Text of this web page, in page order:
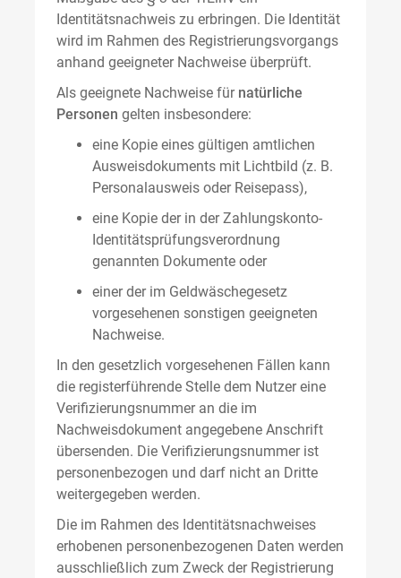
Identitätsnachweis zu erbringen. Die Identität
wird im Rahmen des Registrierungsvorgangs
anhand geeigneter Nachweise überprüft.
Als geeignete Nachweise für natürliche
Personen gelten insbesondere:
eine Kopie eines gültigen amtlichen
Ausweisdokuments mit Lichtbild (z. B.
Personalausweis oder Reisepass),
eine Kopie der in der Zahlungskonto-
Identitätsprüfungsverordnung
genannten Dokumente oder
einer der im Geldwäschegesetz
vorgesehenen sonstigen geeigneten
Nachweise.
In den gesetzlich vorgesehenen Fällen kann
die registerführende Stelle dem Nutzer eine
Verifizierungsnummer an die im
Nachweisdokument angegebene Anschrift
übersenden. Die Verifizierungsnummer ist
personenbezogen und darf nicht an Dritte
weitergegeben werden.
Die im Rahmen des Identitätsnachweises
erhobenen personenbezogenen Daten werden
ausschließlich zum Zweck der Registrierung